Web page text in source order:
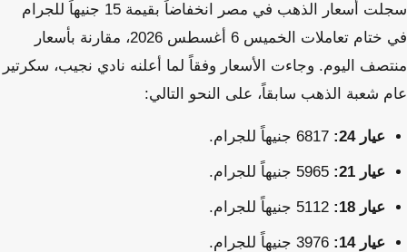
سجلت أسعار الذهب في مصر انخفاضاً بقيمة 15 جنيهاً للجرام
في ختام تعاملات الخميس 6 أغسطس 2026، مقارنة بأسعار
منتصف اليوم. وجاءت الأسعار وفقاً لما أعلنه نادي نجيب، سكرتير
عام شعبة الذهب سابقاً، على النحو التالي:
عيار 24:
عيار 21:
عيار 18:
عيار 14: